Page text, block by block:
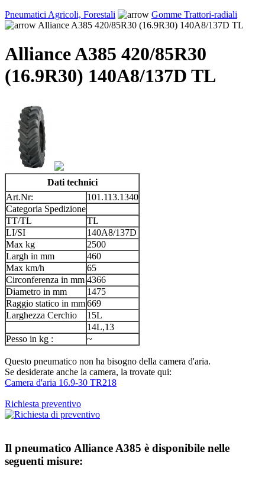
Pneumatici Agricoli, Forestali
Gomme Trattori-radiali
Alliance A385 420/85R30 (16.9R30) 140A8/137D TL
Alliance A385 420/85R30
(16.9R30) 140A8/137D TL
Dati technici
Art.Nr:
101.113.1340
Categoria Spedizione
TT/TL
TL
LI/SI
140A8/137D
Max kg
2500
Largh in mm
460
Max km/h
65
Circonferenza in mm 4366
Diametro in mm
1475
Raggio statico in mm669
Larghezza Cerchio
15L
14L,13
Pesso in kg :
~
Questo pneumatico non ha bisogno della camera d'aria.
Se desiderate anche la camera, la trovate qui:
Camera d'aria 16.9-30 TR218
Richiesta preventivo
Il pneumatico Alliance A385 è disponibile nelle
seguenti misure: